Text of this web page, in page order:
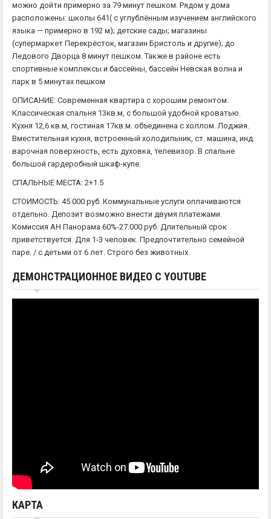
можно дойти примерно за 79 минут пешком. Рядом у дома
расположены: школы 641( с углублённым изучением английского
языка — примерно в 192 м); детские сады; магазины
(супермаркет Перекрёсток, магазин Бристоль и другие); до
Ледового Дворца 8 минут пешком. Также в районе есть
спортивные комплексы и бассейны, бассейн Невская волна и
парк в 5 минутах пешком
ОПИСАНИЕ: Современная квартира с хорошим ремонтом.
Классическая спальня 13кв.м, с большой удобной кроватью.
Кухня 12,6 кв.м, гостиная 17кв.м. объединена с холлом. Лоджия.
Вместительная кухня, встроенный холодильник, cт. машинa, инд.
варочнaя поверхность, есть духовка, телевизор. В спальне
большой гардеробный шкаф-купе.
СПАЛЬНЫЕ МЕСТА: 2+1.5
СТОИМОСТЬ: 45 000 руб. Коммунальные услуги оплачиваются
отдельно. Депозит возможно внести двумя платежами.
Комиссия АН Панорама 60%-27.000 руб. Длительный срок
приветствуется. Для 1-3 человек. Предпочтительно семейной
паре. / с детьми от 6 лет. Строго без животных.
ДЕМОНСТРАЦИОННОЕ ВИДЕО С YOUTUBE
КАРТА